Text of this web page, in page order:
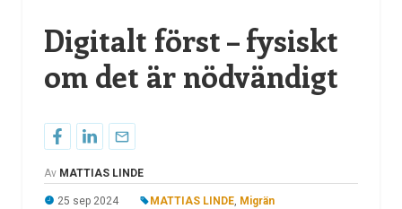
Digitalt först – fysiskt
om det är nödvändigt
Av MATTIAS LINDE
25 sep 2024 MATTIAS LINDE, Migrän